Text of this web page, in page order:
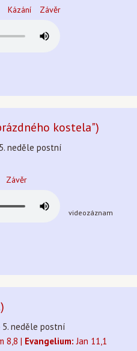
Kázání Závěr
kostela")
neděle postní
Závěr
videozáznam
5. neděle postní
8,8 | Evangelium: Jan 11,1